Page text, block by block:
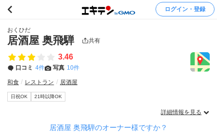
ログイン・登録
おくひだ
居酒屋 奥飛騨 共有
3.46
口コミ 4件 写真 10件
和食 レストラン 居酒屋
日祝OK 21時以降OK
詳細情報を見る
居酒屋 奥飛騨のオーナー様ですか？